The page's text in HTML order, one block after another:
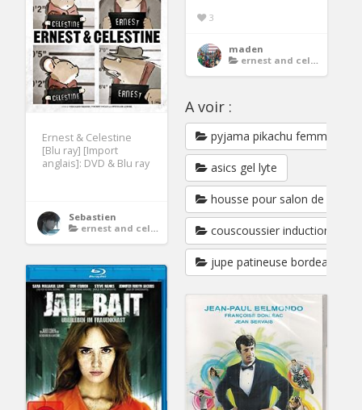
3
maden
ernest and celestine dvd
Ernest & Celestine
[Blu ray] [Import
anglais]: DVD & Blu ray
Sebastien
ernest and celestine dvd
A voir :
pyjama pikachu femme
asics gel lyte
housse pour salon de jardin
couscoussier induction
jupe patineuse bordeaux